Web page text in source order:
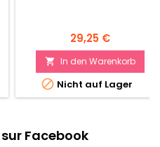
Preis
29,25 €
 In den Warenkorb
 Nicht auf Lager
Facebook